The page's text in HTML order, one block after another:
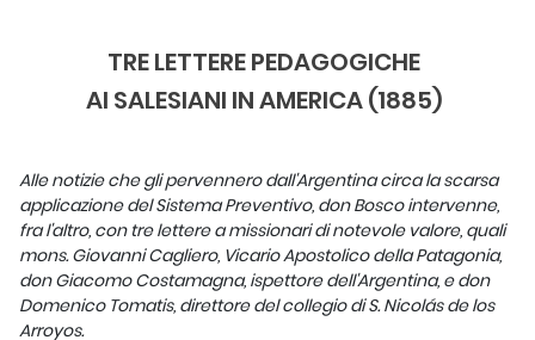
TRE LETTERE PEDAGOGICHE
AI SALESIANI IN AMERICA (1885)
Alle notizie che gli pervennero dall'Argentina circa la scarsa
applicazione del Sistema Preventivo, don Bosco intervenne,
fra l'altro, con tre lettere a missionari di notevole valore, quali
mons. Giovanni Cagliero, Vicario Apostolico della Patagonia,
don Giacomo Costamagna, ispettore dell'Argentina, e don
Domenico Tomatis, direttore del collegio di S. Nicolás de los
Arroyos.